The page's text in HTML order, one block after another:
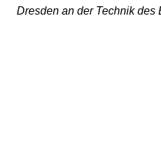
Dresden an der Technik des